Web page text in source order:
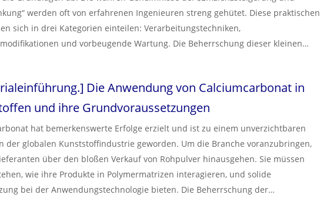
werden oft von erfahrenen Ingenieuren streng gehütet. Diese praktischen
sich in drei Kategorien einteilen: Verarbeitungstechniken,
und vorbeugende Wartung. Die Beherrschung dieser kleinen
zu optimieren, Ausfallzeiten zu reduzieren und die Gesamtrentabilität
] Die Anwendung von Calciumcarbonat in
und ihre Grundvoraussetzungen
hat bemerkenswerte Erfolge erzielt und ist zu einem unverzichtbaren
der globalen Kunststoffindustrie geworden. Um die Branche voranzubringen,
über den bloßen Verkauf von Rohpulver hinausgehen. Sie müssen
wie ihre Produkte in Polymermatrizen interagieren, und solide
bei der Anwendungstechnologie bieten. Die Beherrschung der